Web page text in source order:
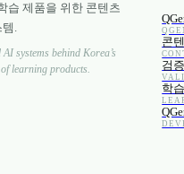
습 제품을 위한 콘텐츠
템.
systems behind Korea’s
learning products.
콘
검
학